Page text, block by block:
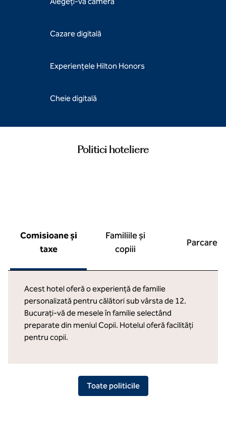
Cazare digitală
Experiențele Hilton Honors
Cheie digitală
Politici hoteliere
Comisioane și
taxe
Familiile și
copiii
Parcare
Acest hotel oferă o experiență de familie
personalizată pentru călători sub vârsta de 12.
Bucurați-vă de mesele în familie selectând
preparate din meniul Copii. Hotelul oferă facilități
pentru copii.
Toate politicile